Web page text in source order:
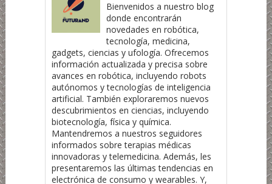
Bienvenidos a nuestro blog
donde encontrarán
novedades en robótica,
tecnología, medicina,
gadgets, ciencias y ufología. Ofrecemos
información actualizada y precisa sobre
avances en robótica, incluyendo robots
autónomos y tecnologías de inteligencia
artificial. También exploraremos nuevos
descubrimientos en ciencias, incluyendo
biotecnología, física y química.
Mantendremos a nuestros seguidores
informados sobre terapias médicas
innovadoras y telemedicina. Además, les
presentaremos las últimas tendencias en
electrónica de consumo y wearables. Y,